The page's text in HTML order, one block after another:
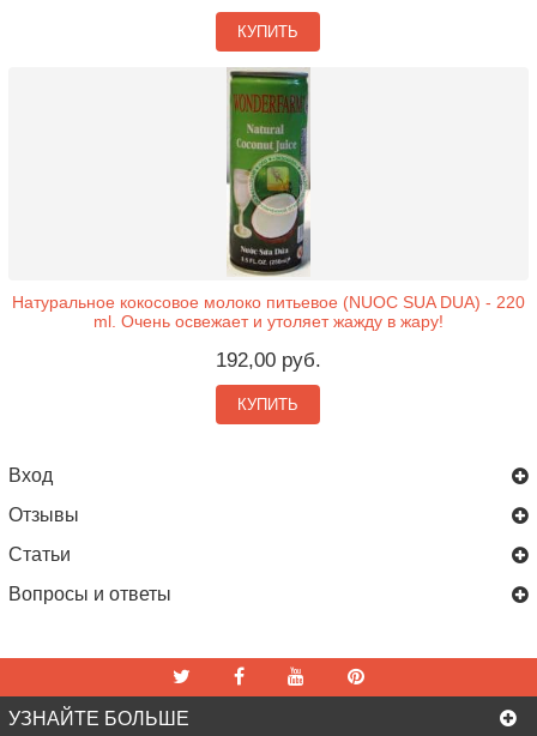
КУПИТЬ
Натуральное кокосовое молоко питьевое (NUOC SUA DUA) - 220
ml. Очень освежает и утоляет жажду в жару!
192,00 руб.
КУПИТЬ
Вход
Отзывы
Статьи
Вопросы и ответы
УЗНАЙТЕ БОЛЬШЕ